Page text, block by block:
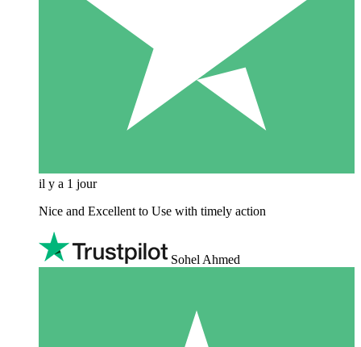
il y a 1 jour
Nice and Excellent to Use with timely action
Sohel Ahmed